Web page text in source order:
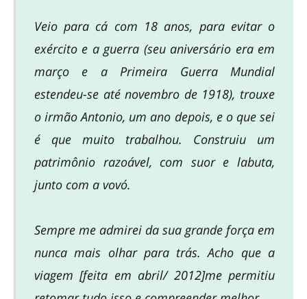
Veio para cá com 18 anos, para evitar o
exército e a guerra (seu aniversário era em
março e a Primeira Guerra Mundial
estendeu-se até novembro de 1918), trouxe
o irmão Antonio, um ano depois, e o que sei
é que muito trabalhou. Construiu um
patrimônio razoável, com suor e labuta,
junto com a vovó.
Sempre me admirei da sua grande força em
nunca mais olhar para trás. Acho que a
viagem [feita em abril/ 2012]me permitiu